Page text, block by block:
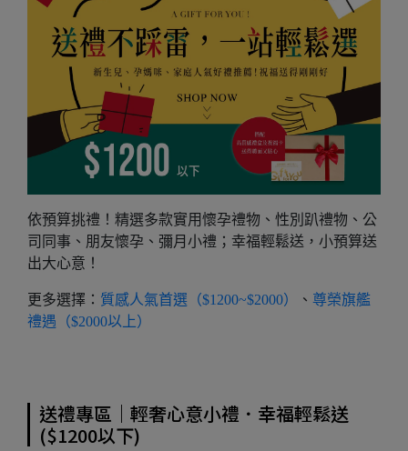
依預算挑禮！精選多款實用懷孕禮物、性別趴禮物、公
司同事、朋友懷孕、彌月小禮；幸福輕鬆送，小預算送
出大心意！
更多選擇： 質感人氣首選（$1200~$2000） 、 尊榮旗艦
禮遇（$2000以上）
送禮專區｜輕奢心意小禮．幸福輕鬆送
($1200以下)